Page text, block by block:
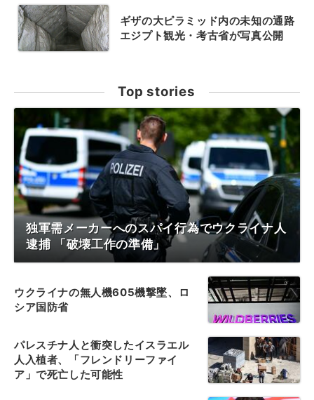
ギザの大ピラミッド内の未知の通路
エジプト観光・考古省が写真公開
Top stories
独軍需メーカーへのスパイ行為でウクライナ人
逮捕 「破壊工作の準備」
ウクライナの無人機605機撃墜、ロ
シア国防省
パレスチナ人と衝突したイスラエル
人入植者、「フレンドリーファイ
ア」で死亡した可能性